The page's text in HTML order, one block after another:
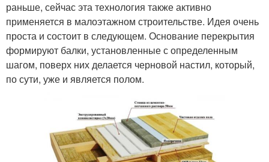
раньше, сейчас эта технология также активно
применяется в малоэтажном строительстве. Идея очень
проста и состоит в следующем. Основание перекрытия
формируют балки, установленные с определенным
шагом, поверх них делается черновой настил, который,
по сути, уже и является полом.